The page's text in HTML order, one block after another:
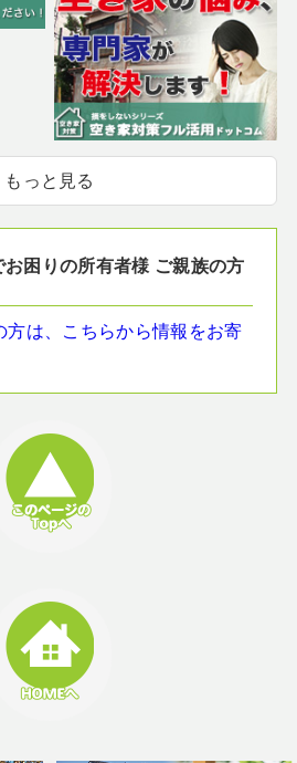
もっと見る
困りの所有者様 ご親族の方
方は、こちらから情報をお寄